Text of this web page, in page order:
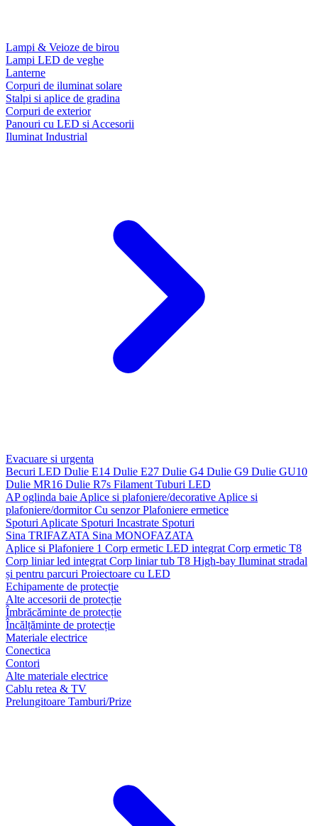
Lampi & Veioze de birou
Lampi LED de veghe
Lanterne
Corpuri de iluminat solare
Stalpi si aplice de gradina
Corpuri de exterior
Panouri cu LED si Accesorii
Iluminat Industrial
Evacuare si urgenta
Becuri LED Dulie E14 Dulie E27 Dulie G4 Dulie G9 Dulie GU10
Dulie MR16 Dulie R7s Filament Tuburi LED
AP oglinda baie Aplice si plafoniere/decorative Aplice si
plafoniere/dormitorCu senzorPlafoniere ermetice
Spoturi Aplicate Spoturi Incastrate Spoturi
Sina TRIFAZATA Sina MONOFAZATA
Aplice si Plafoniere 1 Corp ermetic LED integrat Corp ermetic T8
Corp liniar led integrat Corp liniar tub T8 High-bay Iluminat stradal
și pentru parcuri Proiectoare cu LED
Echipamente de protecție
Alte accesorii de protecție
Îmbrăcăminte de protecție
Încălțăminte de protecție
Materiale electrice
Conectica
Contori
Alte materiale electrice
Cablu retea & TV
Prelungitoare Tamburi/Prize